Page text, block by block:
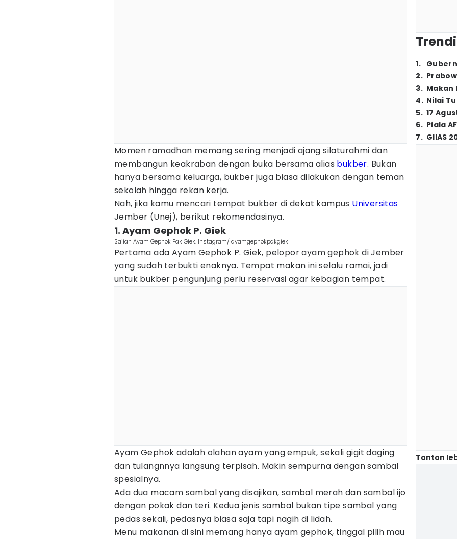
Momen ramadhan memang sering menjadi ajang silaturahmi dan
membangun keakraban dengan buka bersama alias bukber. Bukan
hanya bersama keluarga, bukber juga biasa dilakukan dengan teman
sekolah hingga rekan kerja.
Nah, jika kamu mencari tempat bukber di dekat kampus Universitas
Jember (Unej), berikut rekomendasinya.
1. Ayam Gephok P. Giek
Sajian Ayam Gephok Pak Giek. Instagram/ ayamgephokpakgiek
Pertama ada Ayam Gephok P. Giek, pelopor ayam gephok di Jember
yang sudah terbukti enaknya. Tempat makan ini selalu ramai, jadi
untuk bukber pengunjung perlu reservasi agar kebagian tempat.
Ayam Gephok adalah olahan ayam yang empuk, sekali gigit daging
dan tulangnnya langsung terpisah. Makin sempurna dengan sambal
spesialnya.
Ada dua macam sambal yang disajikan, sambal merah dan sambal ijo
dengan pokak dan teri. Kedua jenis sambal bukan tipe sambal yang
pedas sekali, pedasnya biasa saja tapi nagih di lidah.
Menu makanan di sini memang hanya ayam gephok, tinggal pilih mau
1.
2.
3. Makan
4. Nilai
5. 17
6. Piala
7. GIIAS
Tonton